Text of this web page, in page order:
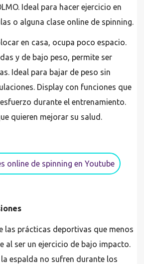
Ideal para hacer ejercicio en
o alguna clase online de spinning.
en casa, ocupa poco espacio.
y de bajo peso, permite ser
Ideal para bajar de peso sin
Display con funciones que
durante el entrenamiento.
quieren mejorar su salud.
online de spinning en Youtube
las prácticas deportivas que menos
al ser un ejercicio de bajo impacto.
espalda no sufren durante los